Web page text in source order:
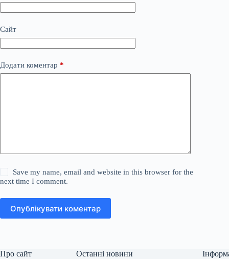
Сайт
Додати коментар *
Save my name, email and website in this browser for the
next time I comment.
Опублікувати коментар
Про сайт
Останні новини